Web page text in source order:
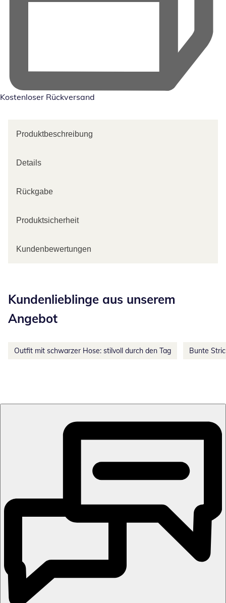
Kostenloser Rückversand
Produktbeschreibung
Details
Rückgabe
Produktsicherheit
Kundenbewertungen
Kundenlieblinge aus unserem
Angebot
Outfit mit schwarzer Hose: stilvoll durch den Tag Bunte